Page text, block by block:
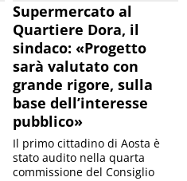
Supermercato al
Quartiere Dora, il
sindaco: «Progetto
sarà valutato con
grande rigore, sulla
base dell’interesse
pubblico»
Il primo cittadino di Aosta è
stato audito nella quarta
commissione del Consiglio